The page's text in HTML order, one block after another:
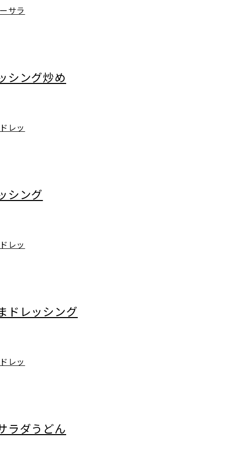
サラ
シング炒め
レッ
シング
レッ
ドレッシング
レッ
ラダうどん